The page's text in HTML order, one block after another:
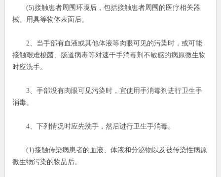
(5)接触患者周围环境后，包括接触患者周围的医疗相关器
械、用具等物体表面后。
2、当手部有血液或其他体液等肉眼可见的污染时，或可能
接触艰难梭菌、肠道病毒等对速干手消毒剂不敏感的病原微生物
时应洗手。
3、手部没有肉眼可见污染时，宜使用手消毒剂进行卫生手
消毒。
4、下列情况时应先洗手，然后进行卫生手消毒。
(1)接触传染病患者的血液、体液和分泌物以及被传染性病原
微生物污染的物品后。